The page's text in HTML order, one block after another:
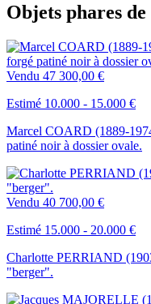
Objets phares
Vendu 47 300,00 €
Estimé 10.000 - 15.000 €
Marcel COARD (1889-
patiné noir à dossier ovale.
Vendu 40 700,00 €
Estimé 15.000 - 20.000 €
Charlotte PERRIAND
"berger".